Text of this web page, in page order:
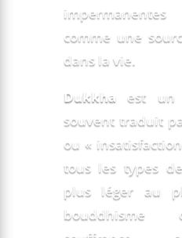
comme une
dans la vie.
Dukkha
est un
souvent traduit
ou «
tous les types
plus léger au
bouddhisme